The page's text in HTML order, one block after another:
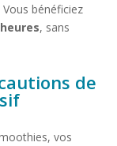
bénéficiez
, sans
de
vos